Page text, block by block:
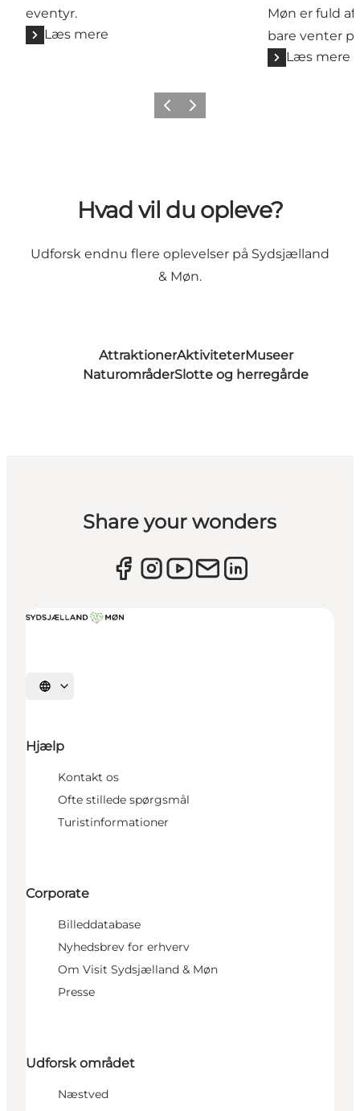
eventyr.
Læs mere
Møn er fuld
bare venter
Læs mere
ForrigeNæste
Hvad vil du opleve?
Udforsk endnu flere oplevelser på Sydsjælland
& Møn.
AttraktionerAktiviteterMuseer
NaturområderSlotte og herregårde
Share your wonders
Vælg sprog
Hjælp
Kontakt os
Ofte stillede spørgsmål
Turistinformationer
Corporate
Billeddatabase
Nyhedsbrev for erhverv
Om Visit Sydsjælland & Møn
Presse
Udforsk området
Næstved